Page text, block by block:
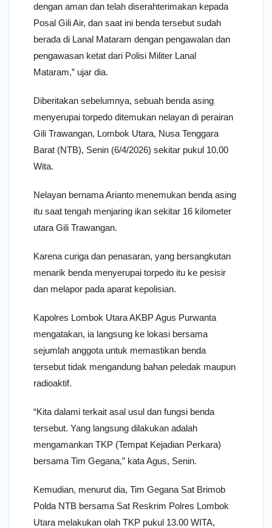
dengan aman dan telah diserahterimakan kepada
Posal Gili Air, dan saat ini benda tersebut sudah
berada di Lanal Mataram dengan pengawalan dan
pengawasan ketat dari Polisi Militer Lanal
Mataram,” ujar dia.
Diberitakan sebelumnya, sebuah benda asing
menyerupai torpedo ditemukan nelayan di perairan
Gili Trawangan, Lombok Utara, Nusa Tenggara
Barat (NTB), Senin (6/4/2026) sekitar pukul 10.00
Wita.
Nelayan bernama Arianto menemukan benda asing
itu saat tengah menjaring ikan sekitar 16 kilometer
utara Gili Trawangan.
Karena curiga dan penasaran, yang bersangkutan
menarik benda menyerupai torpedo itu ke pesisir
dan melapor pada aparat kepolisian.
Kapolres Lombok Utara AKBP Agus Purwanta
mengatakan, ia langsung ke lokasi bersama
sejumlah anggota untuk memastikan benda
tersebut tidak mengandung bahan peledak maupun
radioaktif.
“Kita dalami terkait asal usul dan fungsi benda
tersebut. Yang langsung dilakukan adalah
mengamankan TKP (Tempat Kejadian Perkara)
bersama Tim Gegana,” kata Agus, Senin.
Kemudian, menurut dia, Tim Gegana Sat Brimob
Polda NTB bersama Sat Reskrim Polres Lombok
Utara melakukan olah TKP pukul 13.00 WITA,